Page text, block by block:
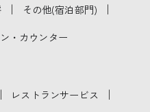
｜ その他(宿泊部門) ｜
・カウンター
｜ レストランサービス ｜